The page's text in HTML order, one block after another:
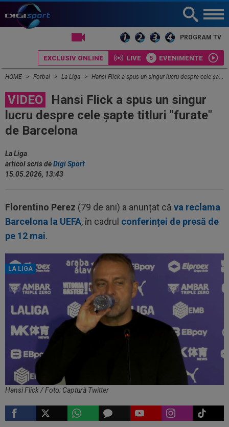
PROGRAM TV
EXCLUSIV ONLINE LIVE EVENIMENTE
HOME Fotbal La Liga Hansi Flick a spus un singur lucru despre cele șapte titluri "furate" de Barcelona
VIDEO
Hansi Flick a spus un singur
lucru despre cele șapte titluri "furate"
de Barcelona
La Liga
articol scris deDigi Sport
15.05.2026, 13:43
Florentino Perez (79 de ani) a anunțat că va reclama
Barcelona la UEFA, în cadrul conferinței de presă de
pe 12 mai.
LA LIGA
Hansi Flick / Foto: Captură Twitter